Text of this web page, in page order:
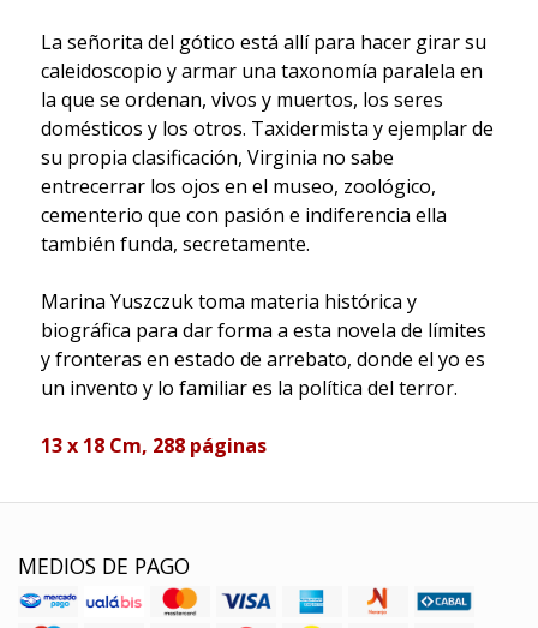
La señorita del gótico está allí para hacer girar su
caleidoscopio y armar una taxonomía paralela en
la que se ordenan, vivos y muertos, los seres
domésticos y los otros. Taxidermista y ejemplar de
su propia clasificación, Virginia no sabe
entrecerrar los ojos en el museo, zoológico,
cementerio que con pasión e indiferencia ella
también funda, secretamente.
Marina Yuszczuk toma materia histórica y
biográfica para dar forma a esta novela de límites
y fronteras en estado de arrebato, donde el yo es
un invento y lo familiar es la política del terror.
13 x 18 Cm, 288 páginas
MEDIOS DE PAGO